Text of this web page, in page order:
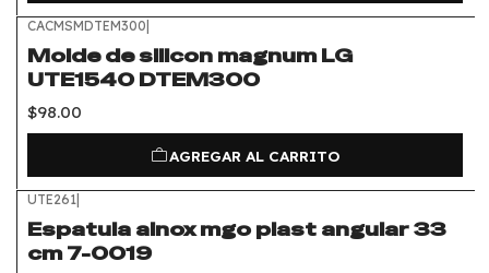
CACMSMDTEM300|
Molde de silicon magnum LG
UTE1540 DTEM300
$98.00
AGREGAR AL CARRITO
UTE261|
Espatula ainox mgo plast angular 33
cm 7-0019